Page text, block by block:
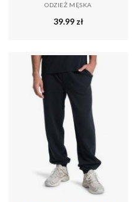
ODZIEŻ MĘSKA
39.99 zł